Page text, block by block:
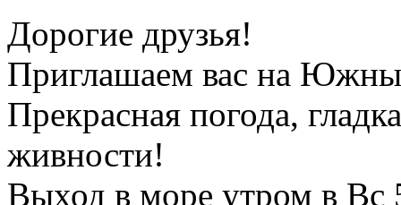
Дорогие друзья!
Приглашаем вас на
Прекрасная погода,
живности!
Выход в море утром в Вс